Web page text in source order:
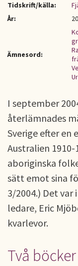
Tidskrift/källa:
År:
Ämnesord:
I september
återlämnades
Sverige efter en
Australien
aboriginska
sätt emot sina
3/2004.) Det
ledare, Eric
kvarlevor.
Två